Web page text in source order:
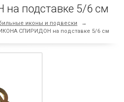
подставке 5/6 см
иконы и подвески
→
СПИРИДОН на подставке 5/6 см